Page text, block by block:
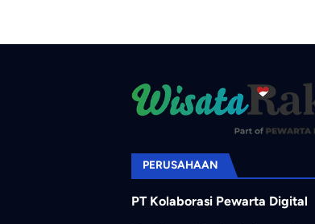
PERUSAHAAN
PT Kolaborasi Pewarta Digital